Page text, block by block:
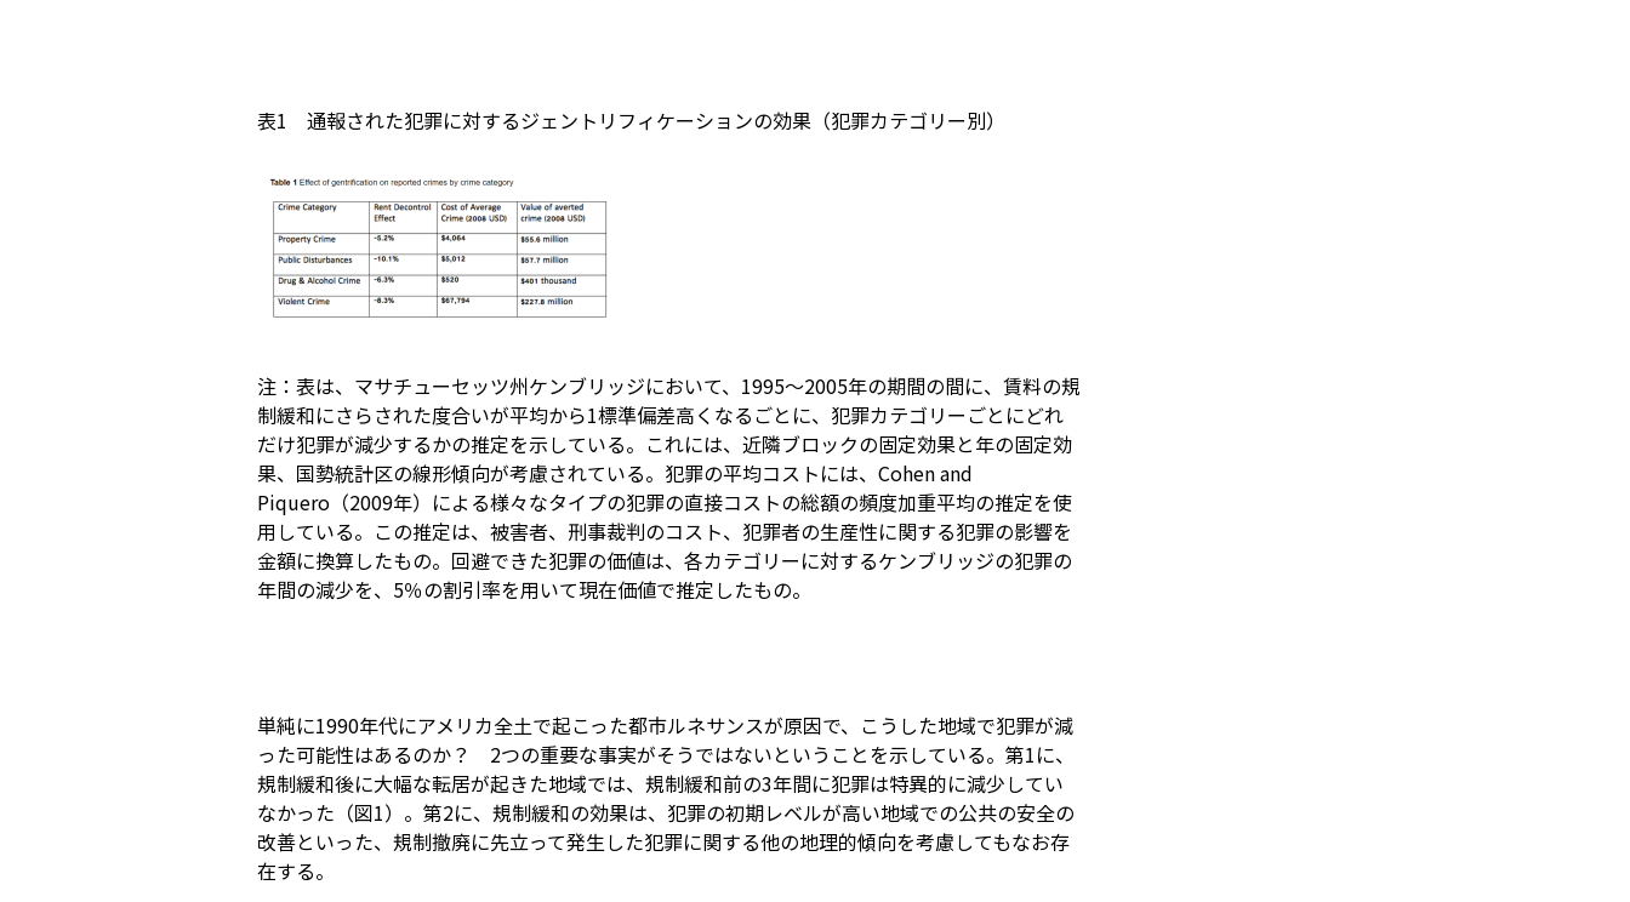
表1 通報された犯罪に対するジェントリフィケーションの効果（犯罪カテゴリー別）
注：表は、マサチューセッツ州ケンブリッジにおいて、1995～2005年の期間の間に、賃料の規
制緩和にさらされた度合いが平均から1標準偏差高くなるごとに、犯罪カテゴリーごとにどれ
だけ犯罪が減少するかの推定を示している。これには、近隣ブロックの固定効果と年の固定効
果、国勢統計区の線形傾向が考慮されている。犯罪の平均コストには、Cohen and
Piquero（2009年）による様々なタイプの犯罪の直接コストの総額の頻度加重平均の推定を使
用している。この推定は、被害者、刑事裁判のコスト、犯罪者の生産性に関する犯罪の影響を
金額に換算したもの。回避できた犯罪の価値は、各カテゴリーに対するケンブリッジの犯罪の
年間の減少を、5％の割引率を用いて現在価値で推定したもの。
単純に1990年代にアメリカ全土で起こった都市ルネサンスが原因で、こうした地域で犯罪が減
った可能性はあるのか？ 2つの重要な事実がそうではないということを示している。第1に、
規制緩和後に大幅な転居が起きた地域では、規制緩和前の3年間に犯罪は特異的に減少してい
なかった（図1）。第2に、規制緩和の効果は、犯罪の初期レベルが高い地域での公共の安全の
改善といった、規制撤廃に先立って発生した犯罪に関する他の地理的傾向を考慮してもなお存
在する。